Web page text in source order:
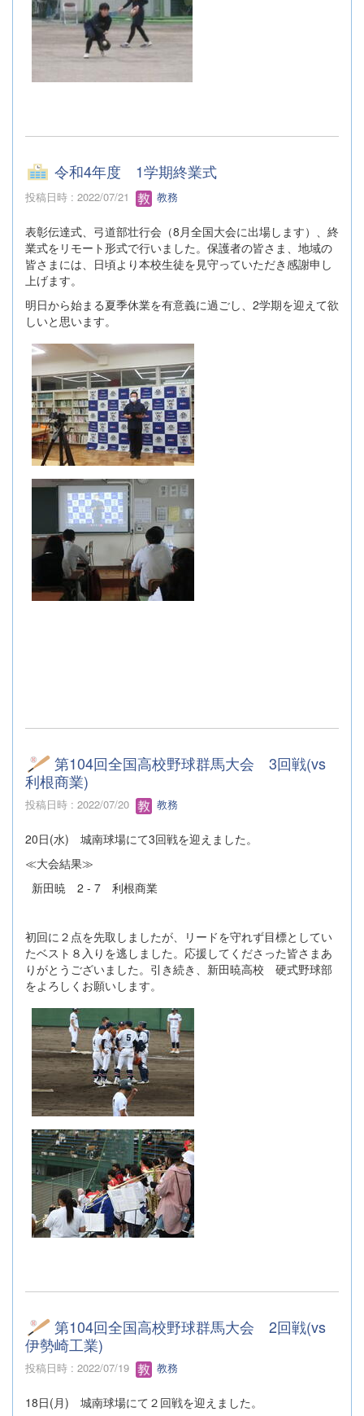
令和4年度 1学期終業式
投稿日時 : 2022/07/21 教務
表彰伝達式、弓道部壮行会（8月全国大会に出場します）、終
業式をリモート形式で行いました。保護者の皆さま、地域の
皆さまには、日頃より本校生徒を見守っていただき感謝申し
上げます。
明日から始まる夏季休業を有意義に過ごし、2学期を迎えて欲
しいと思います。
第104回全国高校野球群馬大会 3回戦(vs
利根商業)
投稿日時 : 2022/07/20 教務
20日(水) 城南球場にて3回戦を迎えました。
≪大会結果≫
新田暁 2 - 7 利根商業
初回に２点を先取しましたが、リードを守れず目標としてい
たベスト８入りを逃しました。応援してくださった皆さまあ
りがとうございました。引き続き、新田暁高校 硬式野球部
をよろしくお願いします。
第104回全国高校野球群馬大会 2回戦(vs
伊勢崎工業)
投稿日時 : 2022/07/19 教務
18日(月) 城南球場にて２回戦を迎えました。